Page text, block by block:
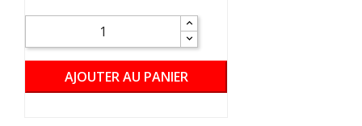
AJOUTER AU PANIER